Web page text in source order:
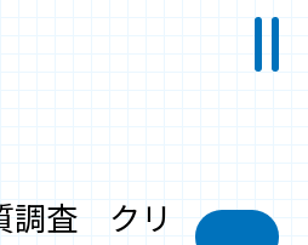
調査 クリ